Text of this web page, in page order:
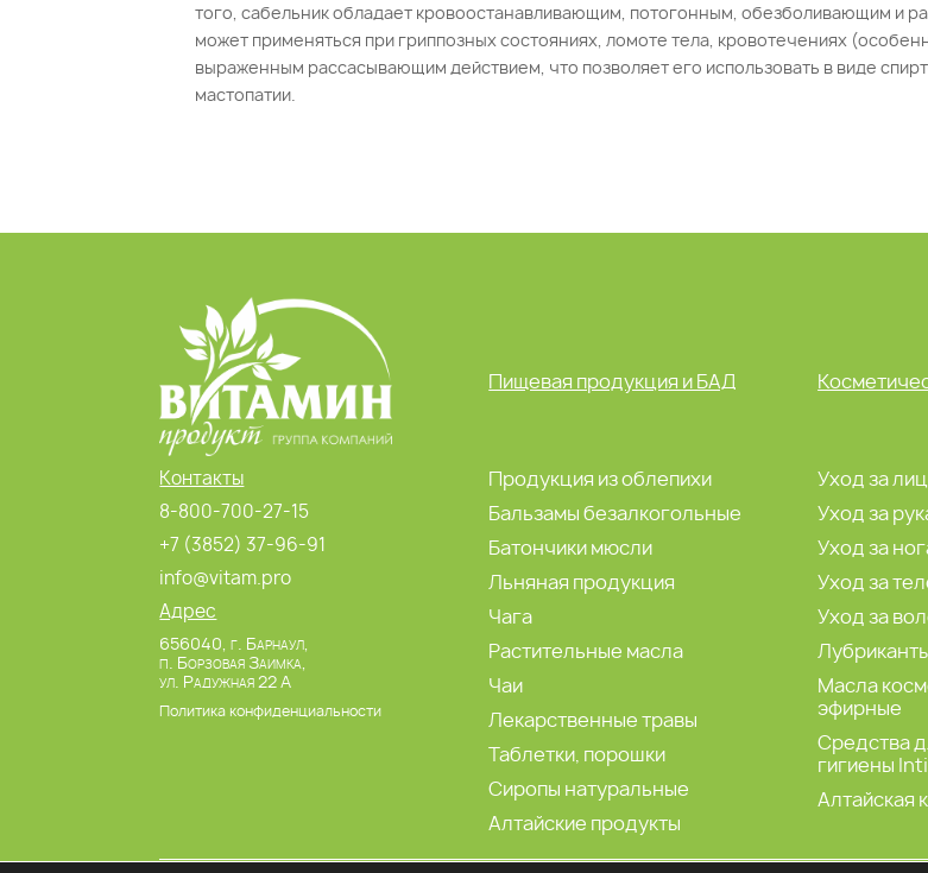
того, сабельник обладает кровоостанавливающим, потогонным, обезболивающим и
может применяться при гриппозных состояниях, ломоте тела, кровотечениях
выраженным рассасывающим действием, что позволяет его использовать в виде
мастопатии.
Пищевая продукция и БАД
Контакты
8-800-700-27-15
+7 (3852) 37-96-91
info@vitam.pro
Адрес
656040, г. Барнаул,
п. Борзовая Заимка,
ул. Радужная 22 А
Политика конфиденциальности
Продукция из облепихи
Бальзамы безалкогольные
Батончики мюсли
Льняная продукция
Чага
Растительные масла
Чаи
Лекарственные травы
Таблетки, порошки
Сиропы натуральные
Алтайские продукты
Уход за
Уход за
Уход за
Уход за
Уход за
Масла
эфирные
Средства
гигиены
Алтайская